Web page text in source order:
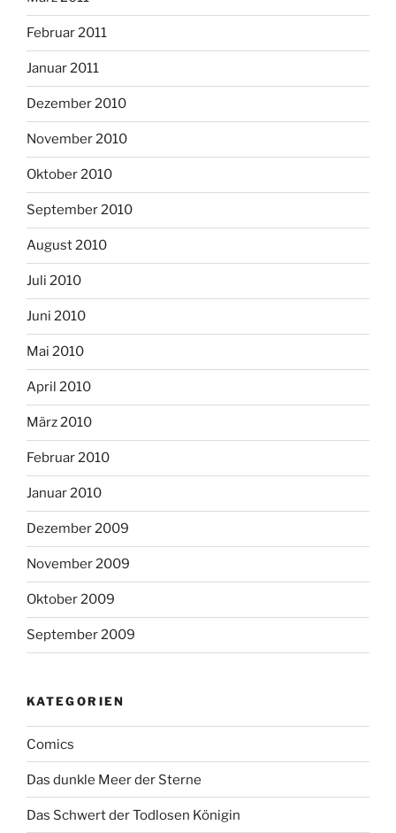
Februar 2011
Januar 2011
Dezember 2010
November 2010
Oktober 2010
September 2010
August 2010
Juli 2010
Juni 2010
Mai 2010
April 2010
März 2010
Februar 2010
Januar 2010
Dezember 2009
November 2009
Oktober 2009
September 2009
KATEGORIEN
Comics
Das dunkle Meer der Sterne
Das Schwert der Todlosen Königin